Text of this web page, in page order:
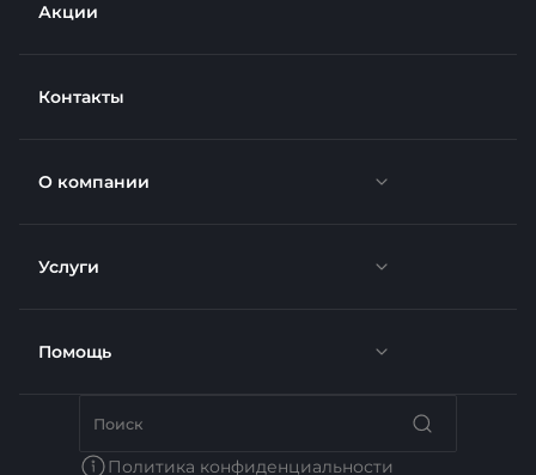
Акции
Контакты
О компании
Новости
Отзывы
Вакансии
Услуги
Доставка
Недвижимость
Помощь
Политика конфиденциальности